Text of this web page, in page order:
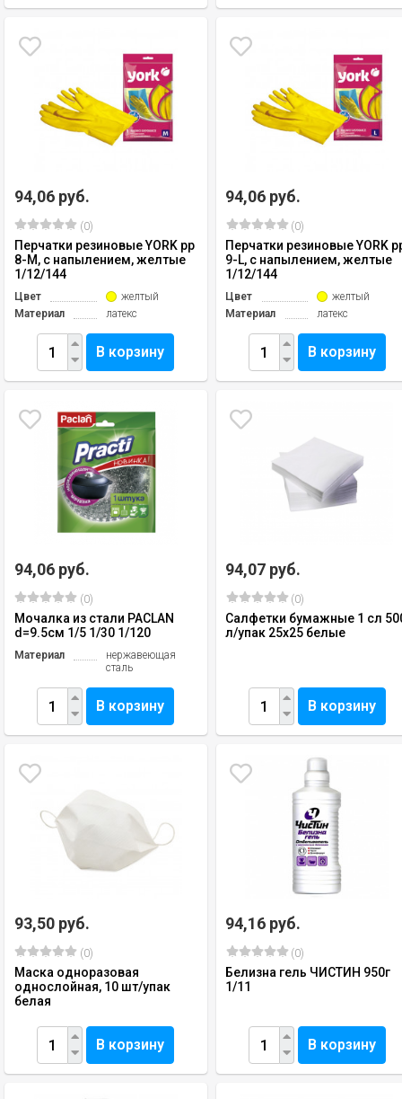
94,06 руб.
(0)
Перчатки резиновые YORK рр
8-М, с напылением, желтые
1/12/144
Цвет
желтый
Материал
латекс
В корзину
94,06 руб.
(0)
Перчатки резиновые YORK
9-L, с напылением, желтые
1/12/144
Цвет
желтый
Материал
латекс
В корзину
94,06 руб.
(0)
Мочалка из стали PACLAN
d=9.5см 1/5 1/30 1/120
Материал
нержавеющая
сталь
В корзину
94,07 руб.
(0)
Салфетки бумажные 1 сл
л/упак 25х25 белые
В корзину
93,50 руб.
(0)
Маска одноразовая
однослойная, 10 шт/упак
белая
В корзину
94,16 руб.
(0)
Белизна гель ЧИСТИН 950г
1/11
В корзину